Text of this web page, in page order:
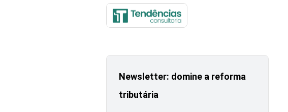
Newsletter: domine a reforma
tributária